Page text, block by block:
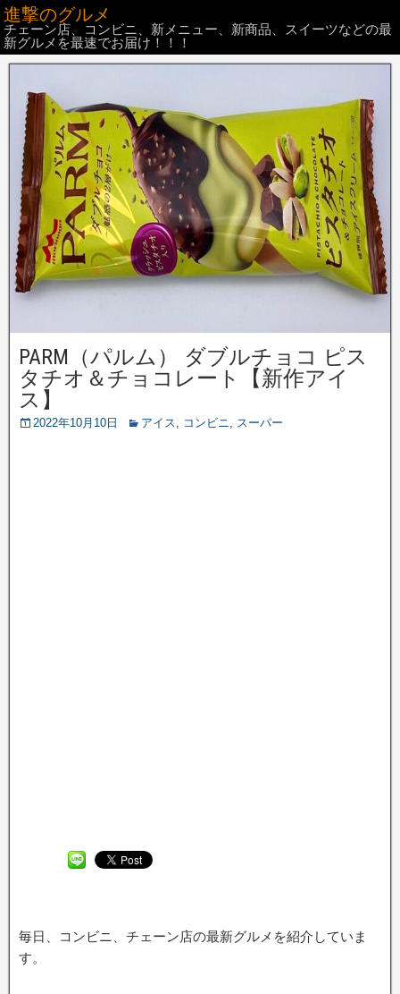
進撃のグルメ
チェーン店、コンビニ、新メニュー、新商品、スイーツなどの最
新グルメを最速でお届け！！！
PARM（パルム） ダブルチョコ ピス
タチオ＆チョコレート【新作アイ
ス】
2022年10月10日 アイス, コンビニ, スーパー
毎日、コンビニ、チェーン店の最新グルメを紹介していま
す。